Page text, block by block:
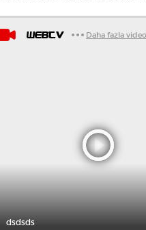
WEBTV Daha fazla video
dsdsds